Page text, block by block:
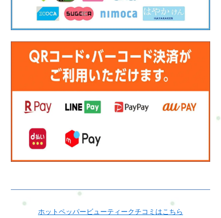
ホットペッパービューティークチコミはこちら